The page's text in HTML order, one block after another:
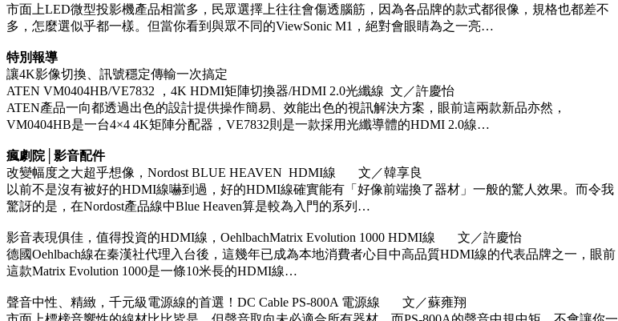
市面上LED微型投影機產品相當多，民眾選擇上往往會傷透腦筋，因為各品牌的款式都很像，規格也都差不
多，怎麼選似乎都一樣。但當你看到與眾不同的ViewSonic M1，絕對會眼睛為之一亮…
特別報導
讓4K影像切換、訊號穩定傳輸一次搞定
ATEN VM0404HB/VE7832 ，4K HDMI矩陣切換器/HDMI 2.0光纖線 文／許慶怡
ATEN產品一向都透過出色的設計提供操作簡易、效能出色的視訊解決方案，眼前這兩款新品亦然，
VM0404HB是一台4×4 4K矩陣分配器，VE7832則是一款採用光纖導體的HDMI 2.0線…
瘋劇院│影音配件
改變幅度之大超乎想像，Nordost BLUE HEAVEN HDMI線 文／韓享良
以前不是沒有被好的HDMI線嚇到過，好的HDMI線確實能有「好像前端換了器材」一般的驚人效果。而令我
驚訝的是，在Nordost產品線中Blue Heaven算是較為入門的系列…
影音表現俱佳，值得投資的HDMI線，OehlbachMatrix Evolution 1000 HDMI線 文／許慶怡
德國Oehlbach線在秦漢社代理入台後，這幾年已成為本地消費者心目中高品質HDMI線的代表品牌之一，眼前
這款Matrix Evolution 1000是一條10米長的HDMI線…
聲音中性、精緻，千元級電源線的首選！DC Cable PS-800A 電源線 文／蘇雍翔